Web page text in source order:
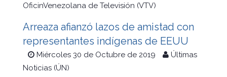
OficinVenezolana de Televisión (VTV)
Arreaza afianzó lazos de amistad con
representantes indígenas de EEUU
Miércoles 30 de Octubre de 2019
Últimas
Noticias (ÚN)